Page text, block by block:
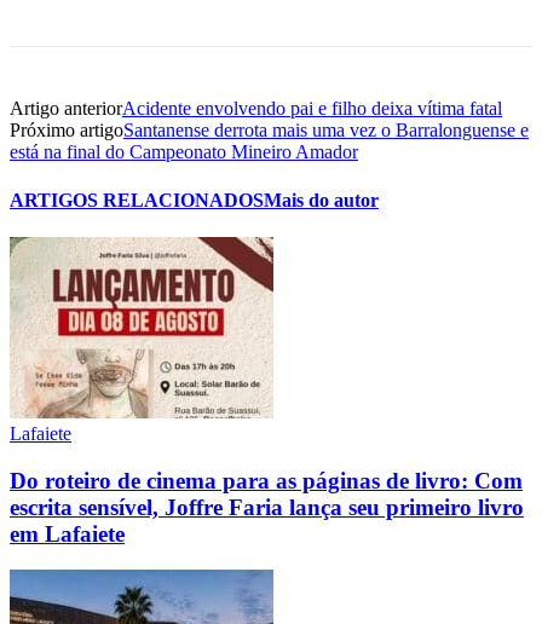
Artigo anteriorAcidente envolvendo pai e filho deixa vítima fatal
Próximo artigoSantanense derrota mais uma vez o Barralonguense e
está na final do Campeonato Mineiro Amador
ARTIGOS RELACIONADOSMais do autor
Lafaiete
Do roteiro de cinema para as páginas de livro: Com
escrita sensível, Joffre Faria lança seu primeiro livro
em Lafaiete